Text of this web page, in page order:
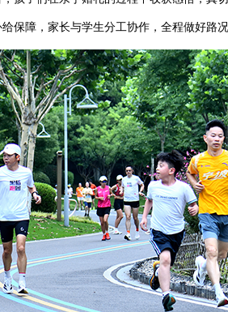
保障，家长与学生分工协作，全程做好路